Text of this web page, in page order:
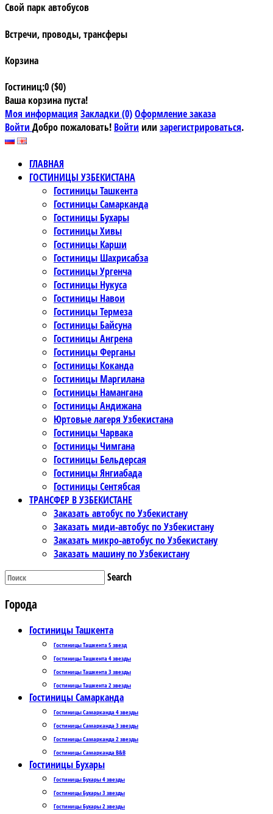
Свой парк автобусов
Встречи, проводы, трансферы
Корзина
Гостиниц:0 ($0)
Ваша корзина пуста!
Моя информация Закладки (0)Оформление заказа
Войти Добро пожаловать! Войти или зарегистрироваться.
ГЛАВНАЯ
ГОСТИНИЦЫ УЗБЕКИСТАНА
Гостиницы Ташкента
Гостиницы Самарканда
Гостиницы Бухары
Гостиницы Хивы
Гостиницы Карши
Гостиницы Шахрисабза
Гостиницы Ургенча
Гостиницы Нукуса
Гостиницы Навои
Гостиницы Термеза
Гостиницы Байсуна
Гостиницы Ангрена
Гостиницы Ферганы
Гостиницы Коканда
Гостиницы Маргилана
Гостиницы Намангана
Гостиницы Андижана
Юртовые лагеря Узбекистана
Гостиницы Чарвака
Гостиницы Чимгана
Гостиницы Бельдерсая
Гостиницы Янгиабада
Гостиницы Сентябсая
ТРАНСФЕР В УЗБЕКИСТАНЕ
Заказать автобус по Узбекистану
Заказать миди-автобус по Узбекистану
Заказать микро-автобус по Узбекистану
Заказать машину по Узбекистану
Search
Города
Гостиницы Ташкента
Гостиницы Ташкента 5 звезд
Гостиницы Ташкента 4 звезды
Гостиницы Ташкента 3 звезды
Гостиницы Ташкента 2 звезды
Гостиницы Самарканда
Гостиницы Самарканда 4 звезды
Гостиницы Самарканда 3 звезды
Гостиницы Самарканда 2 звезды
Гостиницы Самарканда B&B
Гостиницы Бухары
Гостиницы Бухары 4 звезды
Гостиницы Бухары 3 звезды
Гостиницы Бухары 2 звезды